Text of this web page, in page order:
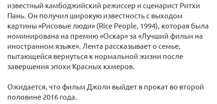
известный камбоджийский режиссер и сценарист Ритхи
Пань. Он получил широкую известность с выходом
картины «Рисовые люди» (Rice People, 1994), которая была
номинирована на премию «Оскар» за «Лучший фильм на
иностранном языке». Лента рассказывает о семье,
пытающейся вернуться к нормальной жизни после
завершения эпохи Красных кхмеров.
Ожидается, что фильм Джоли выйдет в прокат во второй
половине 2016 года.